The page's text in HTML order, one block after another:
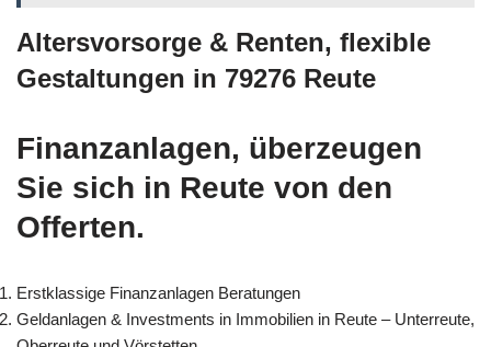
Altersvorsorge & Renten, flexible
Gestaltungen in 79276 Reute
Finanzanlagen, überzeugen
Sie sich in Reute von den
Offerten.
Erstklassige Finanzanlagen Beratungen
Geldanlagen & Investments in Immobilien in Reute – Unterreute,